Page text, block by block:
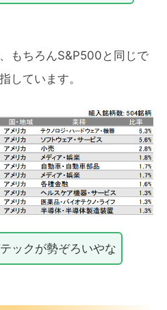
もちろんS&P500と同じで
しています。
ックが勢ぞろいやな